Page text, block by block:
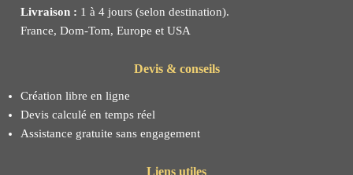
Livraison : 1 à 4 jours (selon destination).
France, Dom-Tom, Europe et USA
Devis & conseils
Création libre en ligne
Devis calculé en temps réel
Assistance gratuite sans engagement
Liens utiles